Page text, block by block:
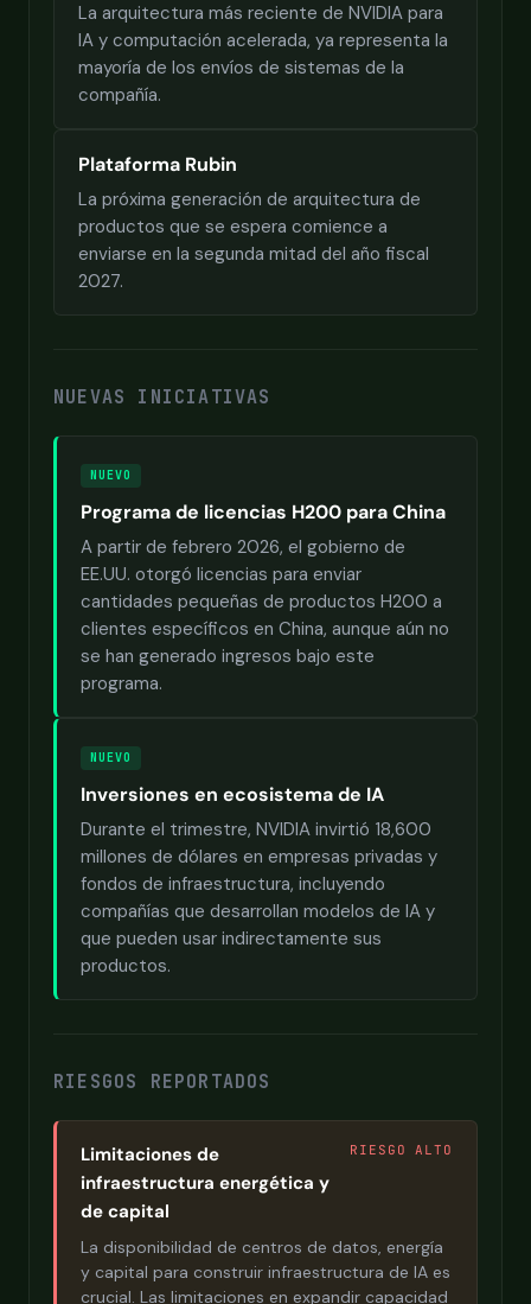
La arquitectura más reciente de NVIDIA para
IA y computación acelerada, ya representa la
mayoría de los envíos de sistemas de la
compañía.
Plataforma Rubin
La próxima generación de arquitectura de
productos que se espera comience a
enviarse en la segunda mitad del año fiscal
2027.
NUEVAS INICIATIVAS
NUEVO
Programa de licencias H200 para China
A partir de febrero 2026, el gobierno de
EE.UU. otorgó licencias para enviar
cantidades pequeñas de productos H200 a
clientes específicos en China, aunque aún no
se han generado ingresos bajo este
programa.
NUEVO
Inversiones en ecosistema de IA
Durante el trimestre, NVIDIA invirtió 18,600
millones de dólares en empresas privadas y
fondos de infraestructura, incluyendo
compañías que desarrollan modelos de IA y
que pueden usar indirectamente sus
productos.
RIESGOS REPORTADOS
Limitaciones de
infraestructura energética y
de capital
RIESGO ALTO
La disponibilidad de centros de datos, energía
y capital para construir infraestructura de IA es
crucial. Las limitaciones en expandir capacidad